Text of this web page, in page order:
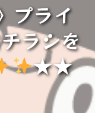
ライ
ラシを
️ ️★★